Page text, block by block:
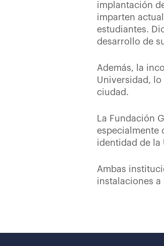
implantación
imparten
estudiantes.
desarrollo de
Además, la
Universidad,
ciudad.
La Fundación
especialmente
identidad de la
Ambas
instalaciones a